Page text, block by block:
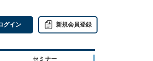
グイン 新規会員登録
セミナー